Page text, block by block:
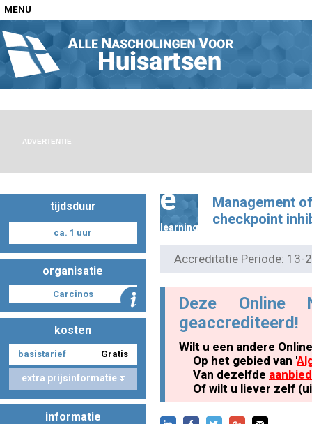
MENU
Home
Nascholingen op locatie (agenda)
Nascholingen online (elearning)
Nascholing aanmelden
ADVERTENTIE
tijdsduur
ca. 1 uur
organisatie
Carcinos
kosten
basistarief Gratis
extra prijsinformatie
informatie
e
learning
Management
checkpoint
Accreditatie Periode:
Deze Online
geaccrediteerd!
Wilt u een andere
Op het gebied van '
Van dezelfde
Of wilt u liever zelf